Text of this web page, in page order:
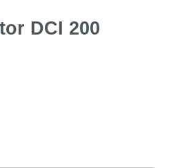
DCI 200